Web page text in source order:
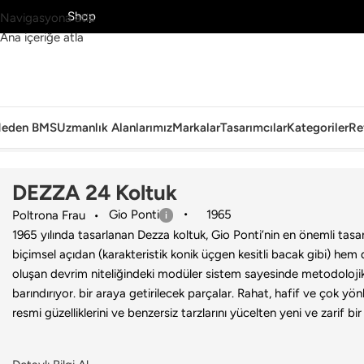
Navigasyona atla
Ana içeriğe atla
KeşfetShop
BMSUzmanlık AlanlarımızMarkalarTasarımcılarKategoriler
Ana Sayfa›Ev›Koltuk & Berjer› Poltrona Frau›DEZZA 24 Koltuk
DEZZA 24 Koltuk
Poltrona Frau Gio Ponti
1965
1965 yılında tasarlanan Dezza koltuk, Gio Ponti’nin en önemli
biçimsel açıdan (karakteristik konik üçgen kesitli bacak gibi) hem
oluşan devrim niteliğindeki modüler sistem sayesinde
barındırıyor. bir araya getirilecek parçalar. Rahat, hafif ve çok
resmi güzelliklerini ve benzersiz tarzlarını yücelten yeni ve zarif